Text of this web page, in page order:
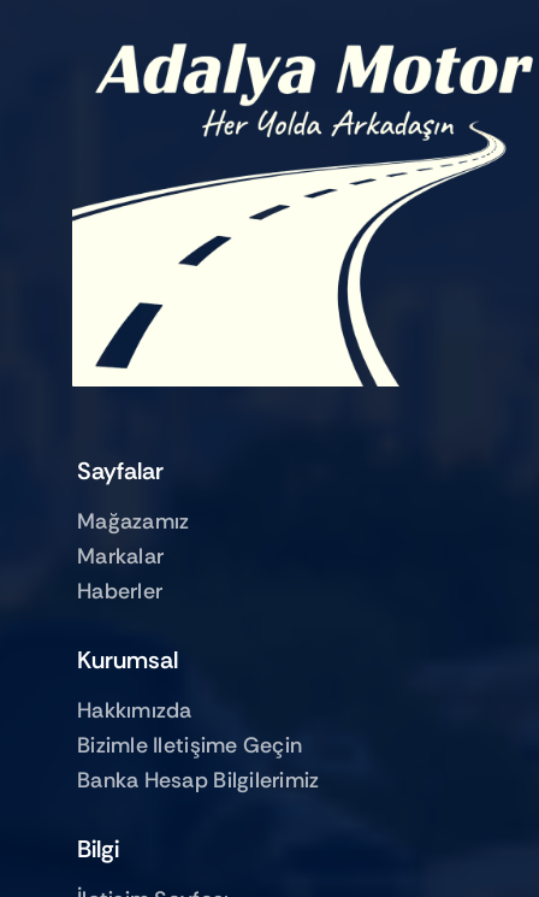
Sayfalar
Mağazamız
Markalar
Haberler
Kurumsal
Hakkımızda
Bizimle Iletişime Geçin
Banka Hesap Bilgilerimiz
Bilgi